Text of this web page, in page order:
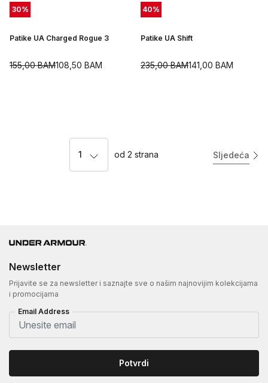
30%
Patike UA Charged Rogue 3
108,50 BAM
155,00BAM
40%
Patike UA Shift
141,00 BAM
235,00BAM
1 od 2 strana Sljedeća
Newsletter
Prijavite se za newsletter i saznajte sve o našim najnovijim kolekcijama
i promocijama
Email Address
Potvrdi